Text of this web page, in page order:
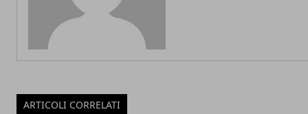
ARTICOLI CORRELATI